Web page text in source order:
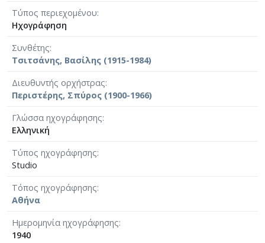
Τύπος περιεχομένου
Ηχογράφηση
Συνθέτης
Τσιτσάνης, Βασίλης (1915-1984)
Διευθυντής ορχήστρας
Περιστέρης, Σπύρος (1900-1966)
Γλώσσα ηχογράφησης
Ελληνική
Τύπος ηχογράφησης
Studio
Τόπος ηχογράφησης
Αθήνα
Ημερομηνία ηχογράφησης
1940